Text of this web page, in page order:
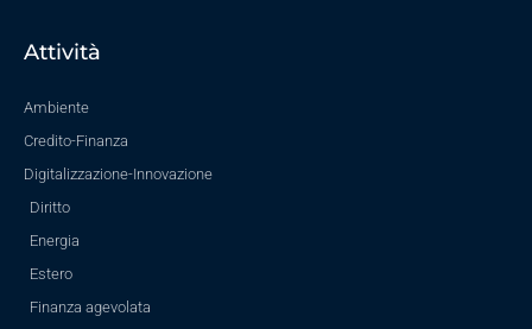
Attività
Ambiente
Credito-Finanza
Digitalizzazione-Innovazione
Diritto
Energia
Estero
Finanza agevolata